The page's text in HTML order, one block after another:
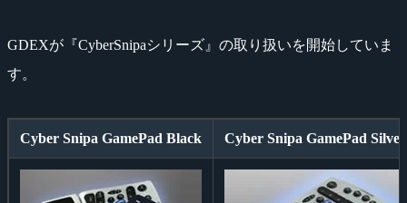
GDEXが『CyberSnipaシリーズ』の取り扱いを開始していま
す。
Cyber Snipa GamePad Black Cyber Snipa GamePad Silver